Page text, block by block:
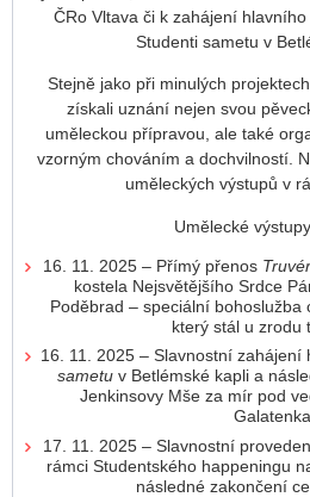
ČRo Vltava či k zahájení
Studenti sametu v
Stejně jako při minulých
získali uznání nejen svou
uměleckou přípravou, ale také
vzorným chováním a dochvilností.
uměleckých výstupů v
Umělecké
16. 11. 2025 – Přímý přenos
kostela Nejsvětějšího Srdce
Poděbrad – speciální bohoslužba
který stál u zrodu
16. 11. 2025 – Slavnostní zahájení
sametu v Betlémské kapli a
Jenkinsovy Mše za mír pod
17. 11. 2025 – Slavnostní
rámci Studentského happeningu
následné zakončení